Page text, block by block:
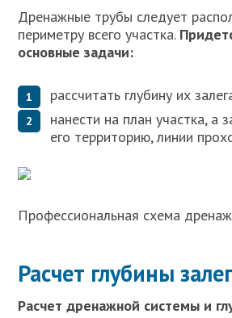
Дренажные трубы следует
периметру всего участка.
основные задачи:
рассчитать глубину их
нанести на план участка, а
его территорию, линии
Профессиональная схема
Расчет глубины
Расчет дренажной системы и